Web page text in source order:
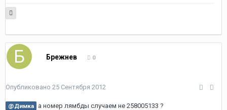
Брежнев 0
Опубликовано 25 Сентября 2012
@Димка а номер лямбды случаем не 258005133 ?